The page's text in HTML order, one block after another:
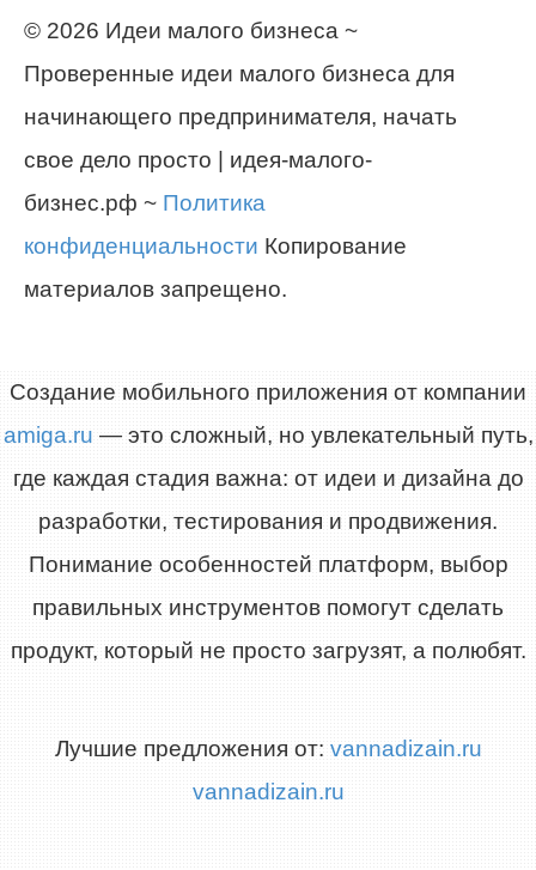
© 2026 Идеи малого бизнеса ~
Проверенные идеи малого бизнеса для
начинающего предпринимателя, начать
свое дело просто | идея-малого-
бизнес.рф ~ Политика
конфиденциальности Копирование
материалов запрещено.
Создание мобильного приложения от компании
amiga.ru — это сложный, но увлекательный путь,
где каждая стадия важна: от идеи и дизайна до
разработки, тестирования и продвижения.
Понимание особенностей платформ, выбор
правильных инструментов помогут сделать
продукт, который не просто загрузят, а полюбят.
Лучшие предложения от: vannadizain.ru
vannadizain.ru